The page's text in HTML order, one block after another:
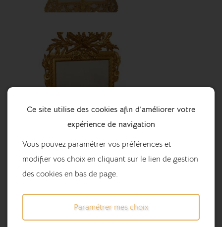
Ce site utilise des cookies afin d’améliorer votre
expérience de navigation
Vous pouvez paramétrer vos préférences et
modifier vos choix en cliquant sur le lien de gestion
des cookies en bas de page.
Paramétrer mes choix